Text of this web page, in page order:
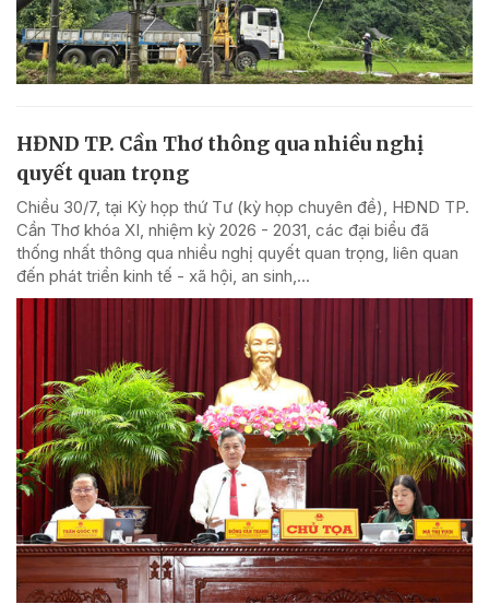
HĐND TP. Cần Thơ thông qua nhiều nghị
quyết quan trọng
Chiều 30/7, tại Kỳ họp thứ Tư (kỳ họp chuyên đề), HĐND TP.
Cần Thơ khóa XI, nhiệm kỳ 2026 - 2031, các đại biểu đã
thống nhất thông qua nhiều nghị quyết quan trọng, liên quan
đến phát triển kinh tế - xã hội, an sinh,...